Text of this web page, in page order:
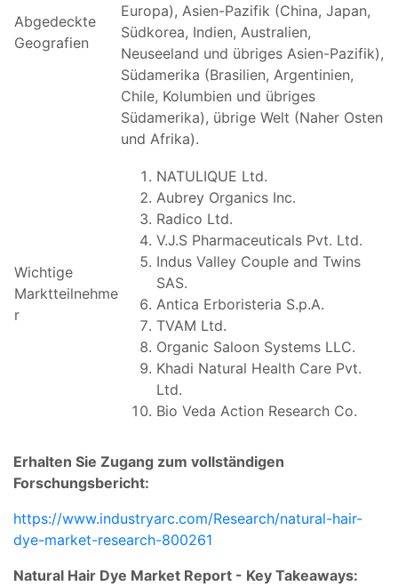
Abgedeckte
Geografien
Europa), Asien-Pazifik (China, Japan,
Südkorea, Indien, Australien,
Neuseeland und übriges Asien-Pazifik),
Südamerika (Brasilien, Argentinien,
Chile, Kolumbien und übriges
Südamerika), übrige Welt (Naher Osten
und Afrika).
Wichtige
Marktteilnehme
r
NATULIQUE Ltd.
Aubrey Organics Inc.
Radico Ltd.
V.J.S Pharmaceuticals Pvt. Ltd.
Indus Valley Couple and Twins
SAS.
Antica Erboristeria S.p.A.
TVAM Ltd.
Organic Saloon Systems LLC.
Khadi Natural Health Care Pvt.
Ltd.
Bio Veda Action Research Co.
Erhalten Sie Zugang zum vollständigen
Forschungsbericht:
https://www.industryarc.com/Research/natural-hair-
dye-market-research-800261
Natural Hair Dye Market Report - Key Takeaways: